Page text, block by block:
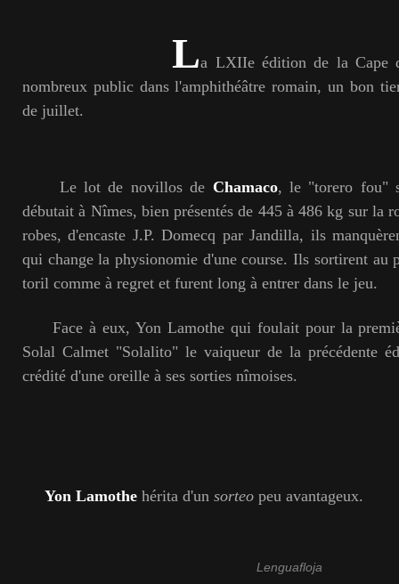
La LXIIe édition de la Cape
nombreux public dans l'amphithéâtre romain, un bon
de juillet.
Le lot de novillos de Chamaco, le "torero fou"
débutait à Nîmes, bien présentés de 445 à 486 kg sur la
robes, d'encaste J.P. Domecq par Jandilla, ils
qui change la physionomie d'une course. Ils sortirent au
toril comme à regret et furent long à entrer dans le jeu.
Face à eux, Yon Lamothe qui foulait pour la
Solal Calmet "Solalito" le vaiqueur de la précédente
crédité d'une oreille à ses sorties nîmoises.
Yon Lamothe hérita d'un sorteo peu avantageux.
Lenguafloja